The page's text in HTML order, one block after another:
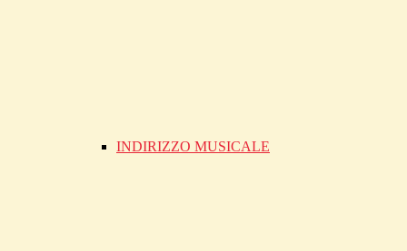
INDIRIZZO MUSICALE